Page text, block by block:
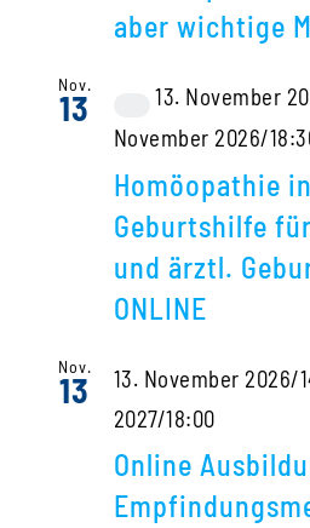
aber wichtige
Nov.
13 13. November
November 2026/
Homöopathie
Geburtshilfe
und ärztl.
ONLINE
Nov.
13 13. November 2026/
2027/18:00
Online